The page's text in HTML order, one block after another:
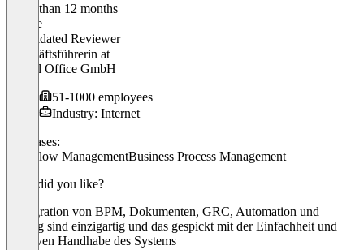
Older than 12 months
Leonie
Validated Reviewer
Geschäftsführerin at
Virtual Office GmbH
51-1000 employees
Industry: Internet
Use cases:
Workflow ManagementBusiness Process Management
What did you like?
- Integration von BPM, Dokumenten, GRC, Automation und
Mining sind einzigartig und das gespickt mit der Einfachheit und
intuitiven Handhabe des Systems